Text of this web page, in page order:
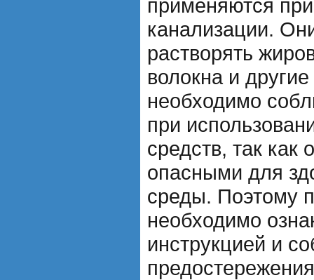
применяются
канализации.
растворять
волокна и
необходимо
при
средств, так как
опасными для
среды. Поэтому
необходимо
инструкцией и